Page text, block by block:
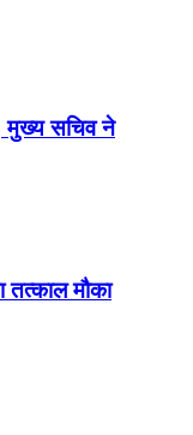
मुख्य सचिव ने
तत्काल मौका